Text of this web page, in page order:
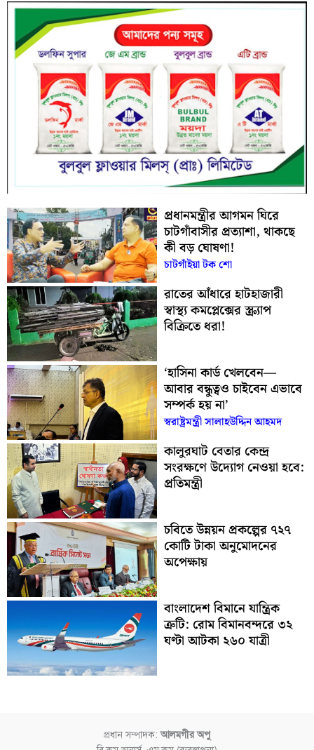
প্রধানমন্ত্রীর আগমন ঘিরে
চাটগাঁবাসীর প্রত্যাশা, থাকছে
কী বড় ঘোষণা!
চাটগাঁইয়া টক শো
রাতের আঁধারে হাটহাজারী
স্বাস্থ্য কমপ্লেক্সের স্ক্র্যাপ
বিক্রিতে ধরা!
‘হাসিনা কার্ড খেলবেন—
আবার বন্ধুত্বও চাইবেন এভাবে
সম্পর্ক হয় না’
স্বরাষ্ট্রমন্ত্রী সালাহউদ্দিন আহমদ
কালুরঘাট বেতার কেন্দ্র
সংরক্ষণে উদ্যোগ নেওয়া হবে:
প্রতিমন্ত্রী
চবিতে উন্নয়ন প্রকল্পের ৭২৭
কোটি টাকা অনুমোদনের
অপেক্ষায়
বাংলাদেশ বিমানে যান্ত্রিক
ত্রুটি: রোম বিমানবন্দরে ৩২
ঘণ্টা আটকা ২৬০ যাত্রী
প্রধান সম্পাদক:আলমগীর অপু